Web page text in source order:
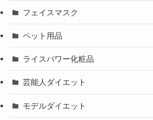
フェイスマスク
ペット用品
ライスパワー化粧品
芸能人ダイエット
モデルダイエット